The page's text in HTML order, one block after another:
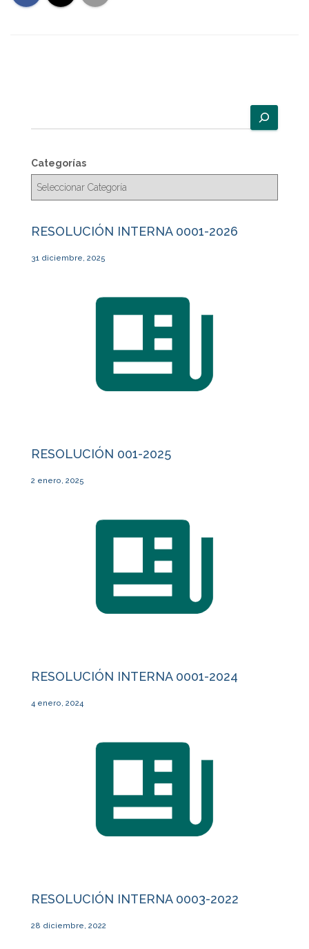
u
c
a
Categorías
RESOLUCIÓN INTERNA 0001-2026
31 diciembre, 2025
RESOLUCIÓN 001-2025
2 enero, 2025
RESOLUCIÓN INTERNA 0001-2024
4 enero, 2024
RESOLUCIÓN INTERNA 0003-2022
28 diciembre, 2022